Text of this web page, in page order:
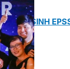
VỆ SINH